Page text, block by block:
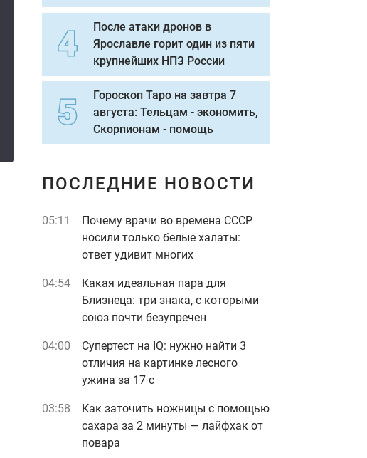
После атаки дронов в
Ярославле горит один из пяти
крупнейших НПЗ России
Гороскоп Таро на завтра 7
августа: Тельцам - экономить,
Скорпионам - помощь
ПОСЛЕДНИЕ НОВОСТИ
05:11
Почему врачи во времена СССР
носили только белые халаты:
ответ удивит многих
04:54
Какая идеальная пара для
Близнеца: три знака, с которыми
союз почти безупречен
04:00
Супертест на IQ: нужно найти 3
отличия на картинке лесного
ужина за 17 с
03:58
Как заточить ножницы с помощью
сахара за 2 минуты — лайфхак от
повара